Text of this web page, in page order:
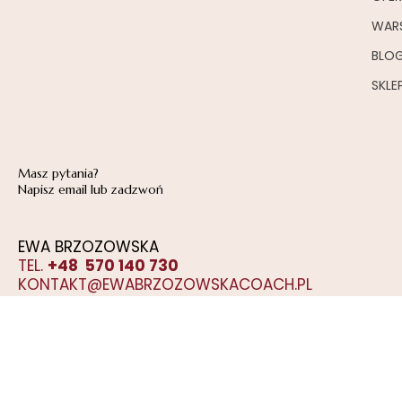
Masz pytania?
Napisz email lub zadzwoń
EWA BRZOZOWSKA
TEL. +48 570 140 730
KONTAKT@EWABRZOZOWSKACOACH.PL